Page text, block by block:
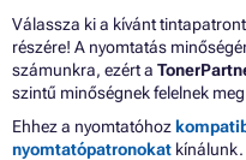
Válassza ki a kívánt
részére! A nyomtatás
számunkra, ezért a
szintű minőségnek felelnek
Ehhez a nyomtatóhoz
nyomtatópatronokat kínálunk.